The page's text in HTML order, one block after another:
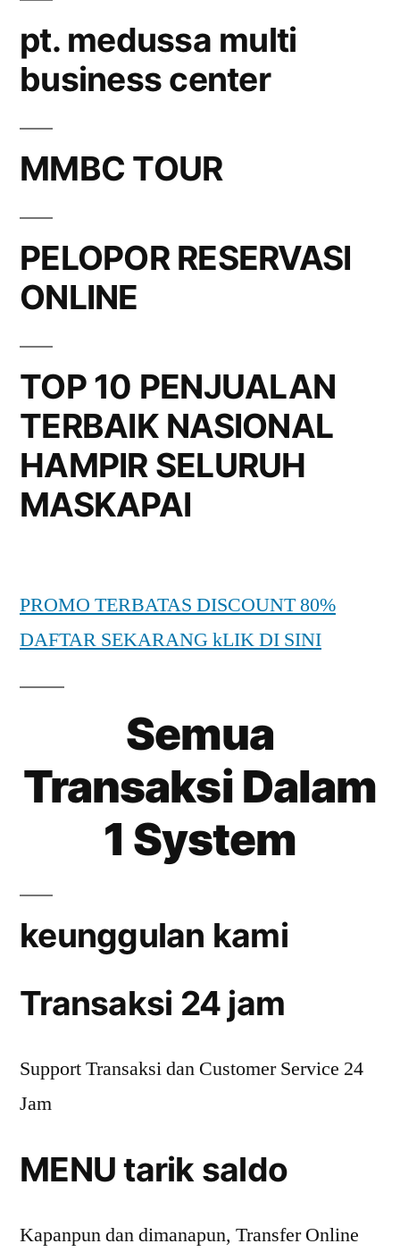
pt. medussa multi
business center
MMBC TOUR
PELOPOR RESERVASI
ONLINE
TOP 10 PENJUALAN
TERBAIK NASIONAL
HAMPIR SELURUH
MASKAPAI
PROMO TERBATAS DISCOUNT 80%
DAFTAR SEKARANG kLIK DI SINI
Semua
Transaksi Dalam
1 System
keunggulan kami
Transaksi 24 jam
Support Transaksi dan Customer Service 24
Jam
MENU tarik saldo
Kapanpun dan dimanapun, Transfer Online